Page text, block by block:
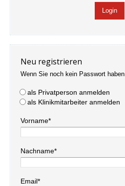
Neu registrieren
Wenn Sie noch kein Passwort haben.
als Privatperson anmelden
als Klinikmitarbeiter anmelden
Vorname*
Nachname*
Email*